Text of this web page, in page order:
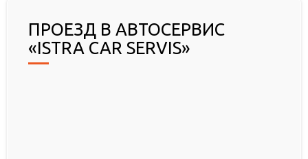
ПРОЕЗД В АВТОСЕРВИС
«ISTRA CAR SERVIS»